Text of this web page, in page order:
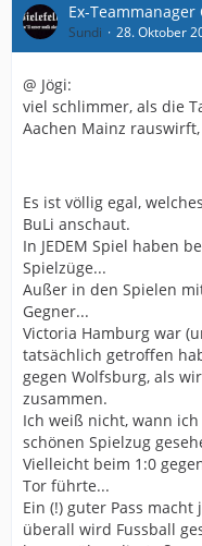
Ex-
Sundi 28. Oktober
@ Jögi:
viel schlimmer, als die
Aachen Mainz
Es ist völlig egal,
BuLi anschaut.
In JEDEM Spiel haben
Spielzüge...
Außer in den Spielen
Gegner...
Victoria Hamburg war
tatsächlich getroffen
gegen Wolfsburg, als
zusammen.
Ich weiß nicht, wann
schönen Spielzug
Vielleicht beim 1:0
Tor führte...
Ein (!) guter Pass
überall wird Fussball